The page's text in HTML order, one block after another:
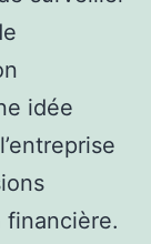
idée
financière.